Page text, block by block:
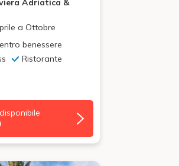
Adriatica &
a Ottobre
benessere
Ristorante
disponibile